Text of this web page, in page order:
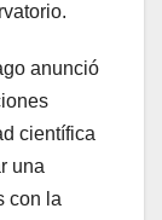
anunció
científica
una
con la